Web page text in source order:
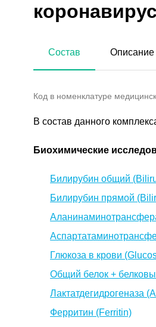
Состав Описание
Код в номенклатуре
В состав данного
Биохимические
Билирубин общий
Билирубин прямой
Глюкоза в крови
Общий белок +
Лактатдегидрогеназа
Ферритин (Ferritin)